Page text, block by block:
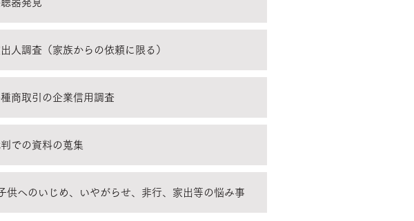
器発見
人調査（家族からの依頼に限る）
商取引の企業信用調査
での資料の蒐集
供へのいじめ、いやがらせ、非行、家出等の悩み事